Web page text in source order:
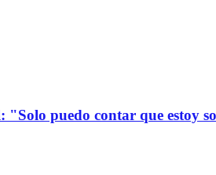
"Solo puedo contar que estoy